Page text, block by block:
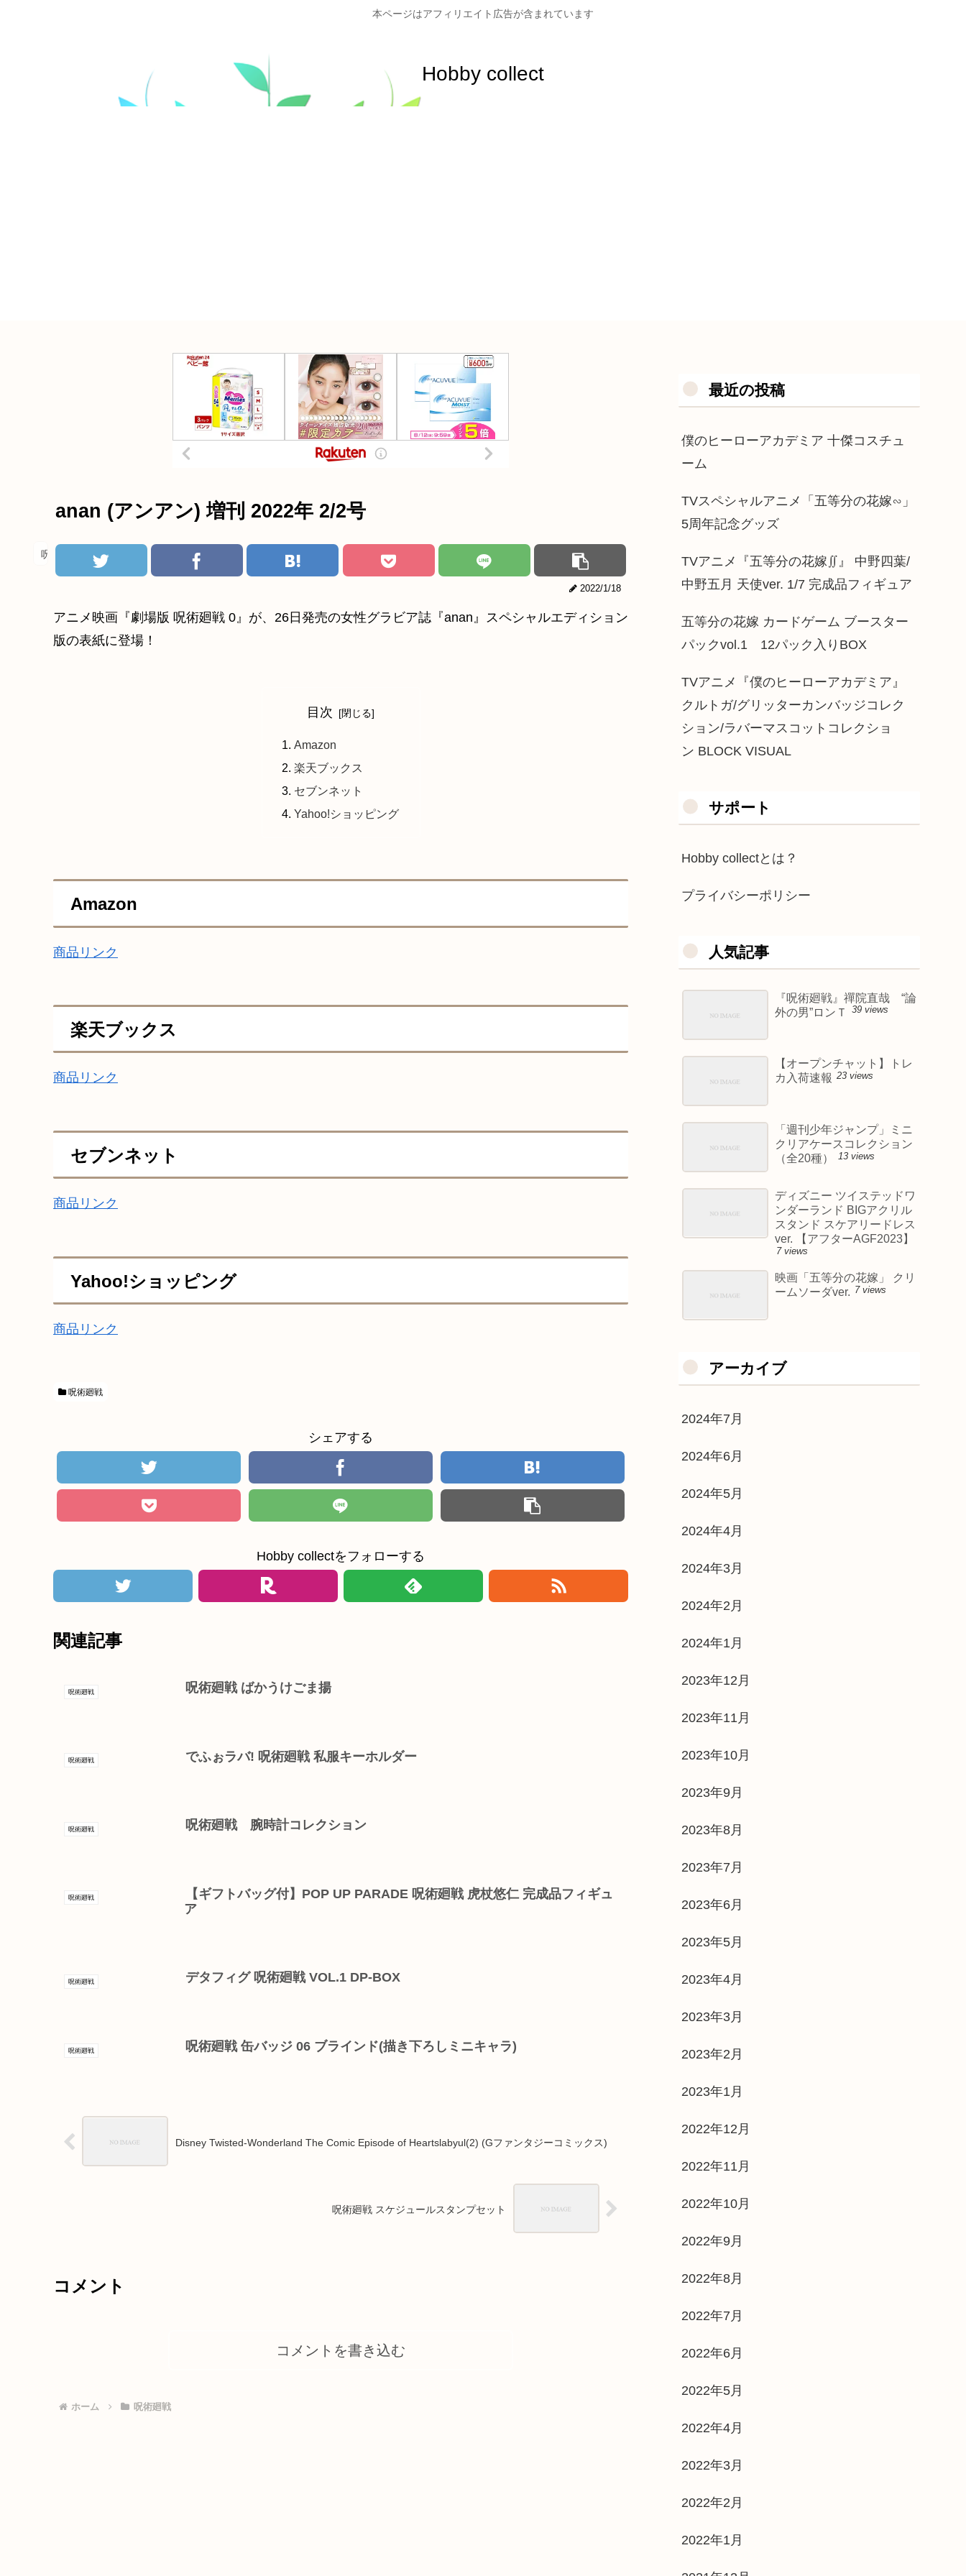
本ページはアフィリエイト広告が含まれています
Hobby collect
anan (アンアン) 増刊 2022年 2/2号
呪術廻戦
2022/1/18
アニメ映画『劇場版 呪術廻戦 0』が、26日発売の女性グラビア誌『anan』スペシャルエディション
版の表紙に登場！
目次
Amazon
楽天ブックス
セブンネット
Yahoo!ショッピング
Amazon
商品リンク
楽天ブックス
商品リンク
セブンネット
商品リンク
Yahoo!ショッピング
商品リンク
呪術廻戦
シェアする
Hobby collectをフォローする
関連記事
呪術廻戦 呪術廻戦 ばかうけごま揚
呪術廻戦 でふぉラバ! 呪術廻戦 私服キーホルダー
呪術廻戦 呪術廻戦 腕時計コレクション
呪術廻戦
【ギフトバッグ付】POP UP PARADE 呪術廻戦 虎杖悠仁 完成品フィギュ
ア
呪術廻戦 デタフィグ 呪術廻戦 VOL.1 DP-BOX
呪術廻戦 呪術廻戦 缶バッジ 06 ブラインド(描き下ろしミニキャラ)
Disney Twisted-Wonderland The Comic Episode of Heartslabyul(2) (Gファンタジーコミックス)
呪術廻戦 スケジュールスタンプセット
コメント
コメントを書き込む
ホーム 呪術廻戦
最近の投稿
僕のヒーローアカデミア 十傑コスチュ
ーム
TVスペシャルアニメ「五等分の花嫁∽」
5周年記念グッズ
TVアニメ『五等分の花嫁∬』 中野四葉/
中野五月 天使ver. 1/7 完成品フィギュア
五等分の花嫁 カードゲーム ブースター
パックvol.1 12パック入りBOX
TVアニメ『僕のヒーローアカデミア』
クルトガ/グリッターカンバッジコレク
ション/ラバーマスコットコレクショ
ン BLOCK VISUAL
サポート
Hobby collectとは？
プライバシーポリシー
人気記事
『呪術廻戦』禪院直哉 “論
外の男”ロンＴ
39 views
【オープンチャット】トレ
カ入荷速報 23 views
「週刊少年ジャンプ」ミニ
クリアケースコレクション
（全20種）
13 views
ディズニー ツイステッドワ
ンダーランド BIGアクリル
スタンド スケアリードレス
ver. 【アフターAGF2023】
7 views
映画「五等分の花嫁」 クリ
ームソーダver. 7 views
アーカイブ
2024年7月
2024年6月
2024年5月
2024年4月
2024年3月
2024年2月
2024年1月
2023年12月
2023年11月
2023年10月
2023年9月
2023年8月
2023年7月
2023年6月
2023年5月
2023年4月
2023年3月
2023年2月
2023年1月
2022年12月
2022年11月
2022年10月
2022年9月
2022年8月
2022年7月
2022年6月
2022年5月
2022年4月
2022年3月
2022年2月
2022年1月